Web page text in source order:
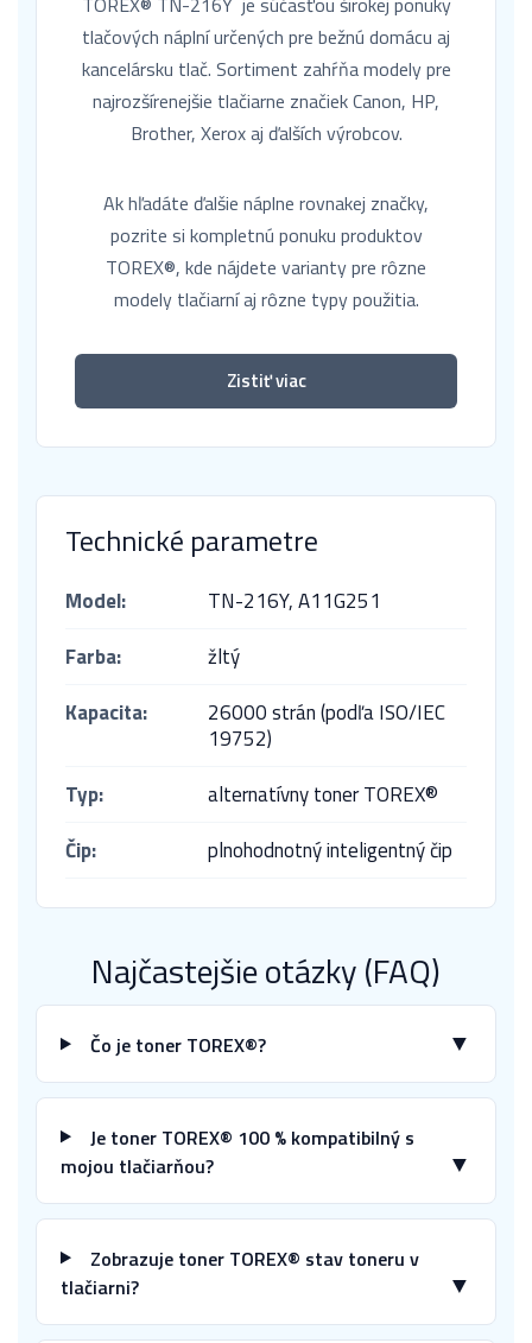
tlačových náplní určených pre bežnú domácu aj
kancelársku tlač. Sortiment zahŕňa modely pre
najrozšírenejšie tlačiarne značiek Canon, HP,
Brother, Xerox aj ďalších výrobcov.
Ak hľadáte ďalšie náplne rovnakej značky,
pozrite si kompletnú ponuku produktov
TOREX®, kde nájdete varianty pre rôzne
modely tlačiarní aj rôzne typy použitia.
Zistiť viac
Technické parametre
Model: TN-216Y,A11G251
Farba:
žltý
Kapacita:
26000 strán (podľa ISO/IEC
19752)
Typ:
alternatívny toner TOREX®
Čip:
plnohodnotný inteligentný čip
Najčastejšie otázky (FAQ)
Čo je toner TOREX®? ▼
Je toner TOREX® 100 % kompatibilný s
mojou tlačiarňou?
▼
Zobrazuje toner TOREX® stav toneru v
tlačiarni?
▼